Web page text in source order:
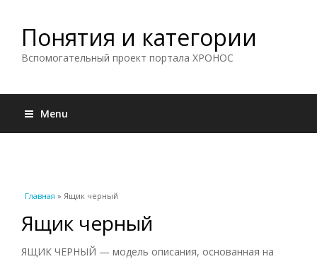
Понятия и категории
Вспомогательный проект портала ХРОНОС
Menu
Вы здесь
Главная » Ящик черный
Ящик черный
ЯЩИК ЧЕРНЫЙ — модель описания, основанная на